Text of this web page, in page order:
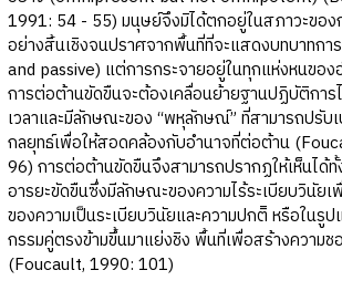
1991: 54 - 55) มนุษย์จึงมิได้ตกอยู่ในสภาวะของ
อย่างสิ้นเชิงจนปราศจากพื้นที่ที่จะแสดงบทบาทกา
and passive) แต่การกระจายอยู่ในทุกแห่งหนของ
การต่อต้านขัดขืนจะต้องเคลื่อนย้ายฐานปฏิบัติการ
เวลาและมีลักษณะของ “พหุลักษณ์” ที่สามารถปรับ
กลยุทธ์เพื่อให้สอดคล้องกับอำนาจที่ต่อต้าน
96) การต่อต้านขัดขืนจึงสามารถปรากฏให้เห็นได้
อารยะขัดขืนซึ่งมีลักษณะของความไร้ระเบียบวินัย
ของความเป็นระเบียบวินัยและความปกติิ หรือในรู
กรรมคู่ตรงข้ามขึ้นมาแย่งชิง พื้นที่เพื่อสร้างความช
(Foucault, 1990: 101)